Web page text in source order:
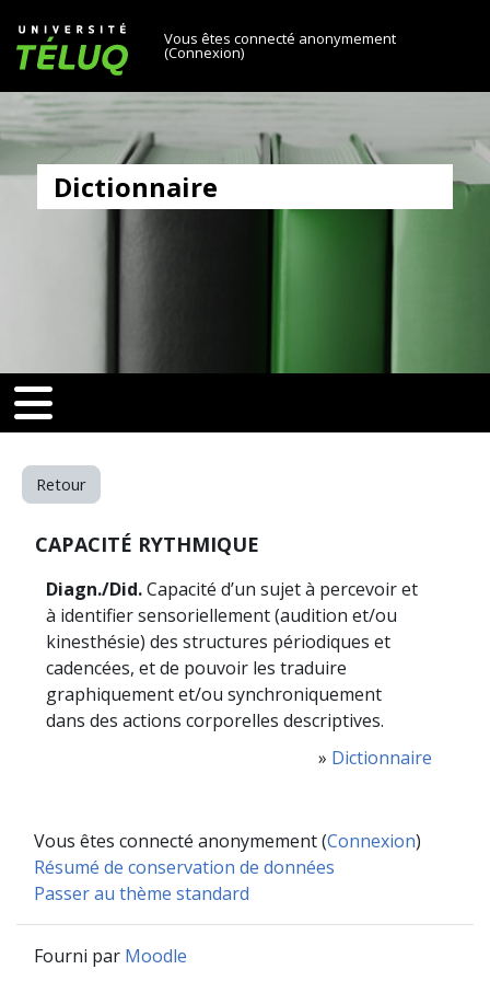
Université TÉLUQ
Vous êtes connecté anonymement
(Connexion)
Dictionnaire
[[nav-toggle]]
toggle]]
Retour
CAPACITÉ RYTHMIQUE
Diagn./Did.Capacité d’un sujet à percevoir et
à identifier sensoriellement (audition et/ou
kinesthésie) des structures périodiques et
cadencées, et de pouvoir les traduire
graphiquement et/ou synchroniquement
dans des actions corporelles descriptives.
» Dictionnaire
Vous êtes connecté anonymement (Connexion)
Résumé de conservation de données
Passer au thème standard
Fourni par Moodle